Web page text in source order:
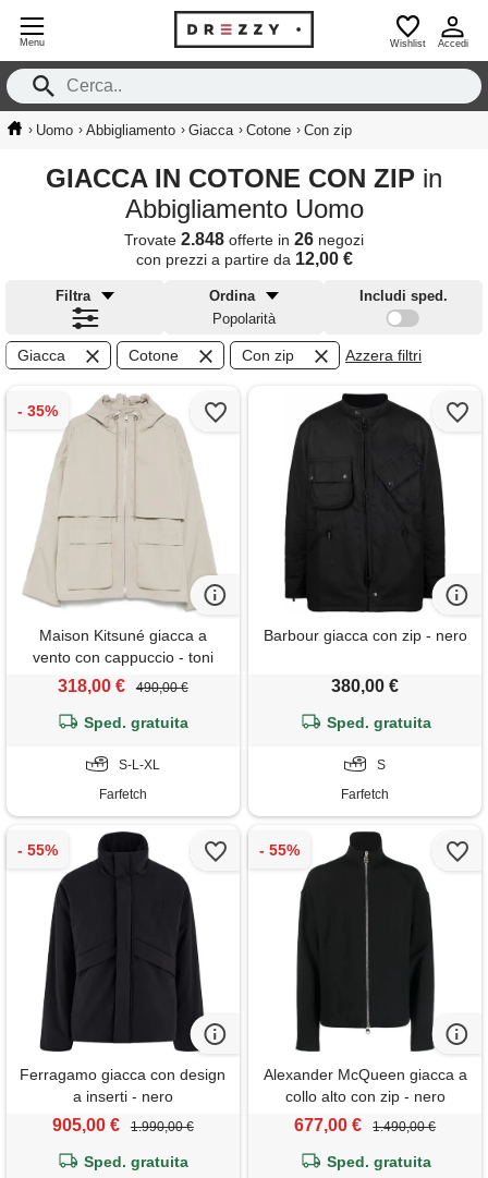
Menu Wishlist Accedi
› Uomo › Abbigliamento › Giacca › Cotone › Con zip
GIACCA IN COTONE CON ZIP in
Abbigliamento Uomo
Trovate 2.848 offerte in 26 negozi
con prezzi a partire da 12,00 €
Filtra
Ordina
Popolarità
Includi sped.
Giacca Cotone Con zip Azzera filtri
Maison Kitsuné giacca a
vento con cappuccio - toni
neutri
318,00 € 490,00 €
Sped. gratuita
S-L-XL
Farfetch
Barbour giacca con zip - nero
380,00 €
Sped. gratuita
S
Farfetch
Ferragamo giacca con design
a inserti - nero
905,00 € 1.990,00 €
Sped. gratuita
Alexander McQueen giacca a
collo alto con zip - nero
677,00 € 1.490,00 €
Sped. gratuita